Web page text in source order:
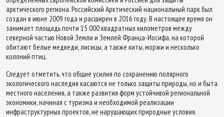
арктического региона. Российский Арктический национальный парк был
создан в июне 2009 года и расширен в 2016 году. В настоящее время он
занимает площадь почти 15 000 квадратных километров между
северной частью Новой Земли и Землей Франца-Иосифа, на которой
обитают белые медведи, лисицы, а также киты, моржи и несколько
колоний птиц.
Следует отметить, что общие усилия по сохранению полярного
экологического наследия касаются не только защиты природы, но и быта
местного населения, а также развития форм устойчивой региональной
экономики, начиная с туризма и необходимой реализации
инфраструктурных проектов, не нарушающих природные условия.